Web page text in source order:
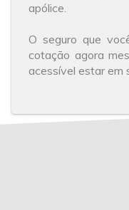
apólice.
O seguro que
cotação agora
acessível estar em